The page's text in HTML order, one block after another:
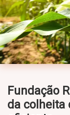
Fundação
da colheita